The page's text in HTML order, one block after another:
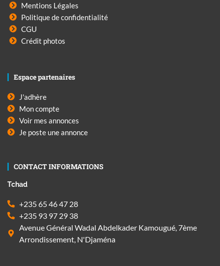
Mentions Légales
Politique de confidentialité
CGU
Crédit photos
Espace partenaires
J'adhère
Mon compte
Voir mes annonces
Je poste une annonce
CONTACT INFORMATIONS
Tchad
+235 65 46 47 28
+235 93 97 29 38
Avenue Général Wadal Abdelkader Kamougué, 7ème
Arrondissement, N'Djaména